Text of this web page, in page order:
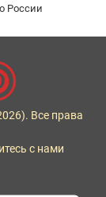
России
Все права
с нами